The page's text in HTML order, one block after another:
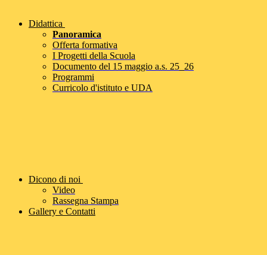
Didattica
Panoramica
Offerta formativa
I Progetti della Scuola
Documento del 15 maggio a.s. 25_26
Programmi
Curricolo d'istituto e UDA
Dicono di noi
Video
Rassegna Stampa
Gallery e Contatti